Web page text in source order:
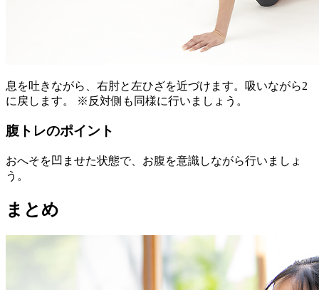
息を吐きながら、右肘と左ひざを近づけます。吸いながら2
に戻します。 ※反対側も同様に行いましょう。
腹トレのポイント
おへそを凹ませた状態で、お腹を意識しながら行いましょ
う。
まとめ